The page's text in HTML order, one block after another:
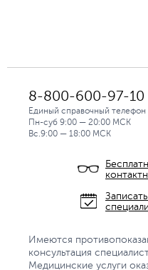
8-800-600-97-10
Единый справочный телефон
Пн-суб 9:00 — 20:00 МСК
Вс.9:00 — 18:00 МСК
Имеются
консультация
Медицинские услуги